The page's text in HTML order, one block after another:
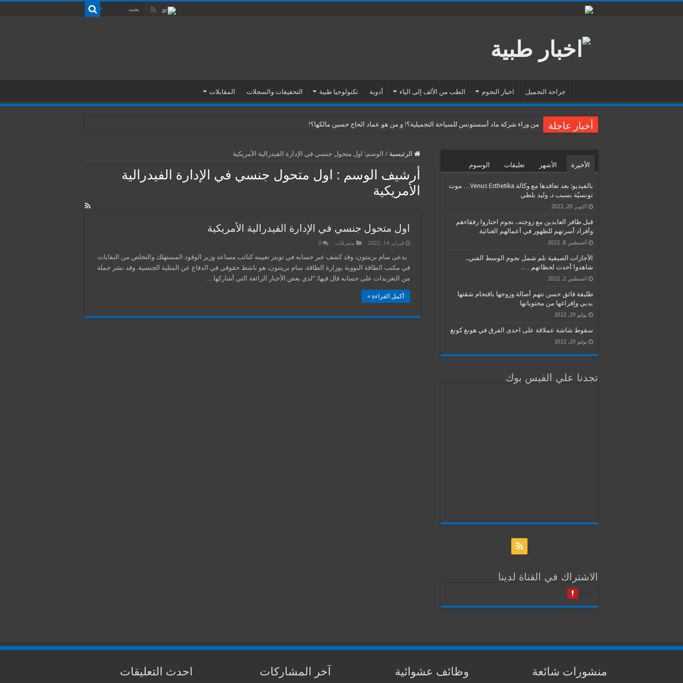
جراحة التجميل اخبار النجوم الطب من الألف إلى الياء أدوية تكنولوجيا طبية التحقيقات والسجلات المقابلات
أخبار عاجلة من وراء شركة ماد أسستونس للسياحة التجميلية؟! و من هو عماد الحاج حسين مالكها؟!
الرئيسية / الوسم: اول متحول جنسي في الإدارة الفيدرالية الأمريكية
أرشيف الوسم : اول متحول جنسي في الإدارة الفيدرالية
الأمريكية
اول متحول جنسي في الإدارة الفيدرالية الأمريكية
فبراير 14, 2022 متفرقات 0
يدعى سام برينتون، وقد كشف عبر حسابه في تويتر تعيينه كنائب مساعد وزير الوقود المستهلك والتخلص من النفايات
في مكتب الطاقة النووية بوزارة الطاقة. سام برينتون، هو ناشط حقوقي في الدفاع عن المثلية الجنسية. وقد نشر جملة
من التغريدات على حسابه قال فيها: “لدي بعض الأخبار الرائعة التي أشاركها …
أكمل القراءة »
الأخيرة الأشهر تعليقات الوسوم
بالفيديو: بعد تعاقدها مع وكالة Venus Esthetika… موت
تونسيّة بسبب د. وليد بلطي
أكتوبر 20, 2022
قبل ظافر العابدين مع زوجته.. نجوم اختاروا رفقاءهم
وأفراد أسرتهم للظهور في أعمالهم الغنائية
أغسطس 8, 2022
الأجازات الصيفية تلم شمل نجوم الوسط الفني..
شاهدوا أحدث لحظاتهم ….
أغسطس 2, 2022
طليقة فائق حسن تتهم أصالة وزوجها باقتحام شقتها
بدبي وإفراغها من محتوياتها
يوليو 29, 2022
سقوط شاشة عملاقة على احدى الفرق في هونغ كونغ
يوليو 29, 2022
تجدنا علي الفيس بوك
الاشتراك في القناة لدينا
منشورات شائعة وظائف عشوائية آخر المشاركات احدث التعليقات